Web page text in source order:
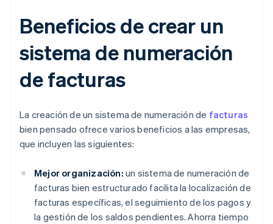
Beneficios de crear un
sistema de numeración
de facturas
La creación de un sistema de numeración de facturas
bien pensado ofrece varios beneficios a las empresas,
que incluyen las siguientes:
Mejor organización: un sistema de numeración de
facturas bien estructurado facilita la localización de
facturas específicas, el seguimiento de los pagos y
la gestión de los saldos pendientes. Ahorra tiempo